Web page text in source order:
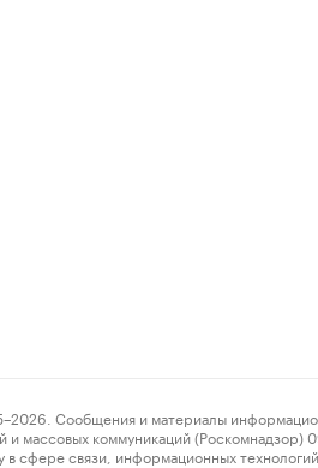
и материалы
массовых коммуникаций
сфере связи, информационных